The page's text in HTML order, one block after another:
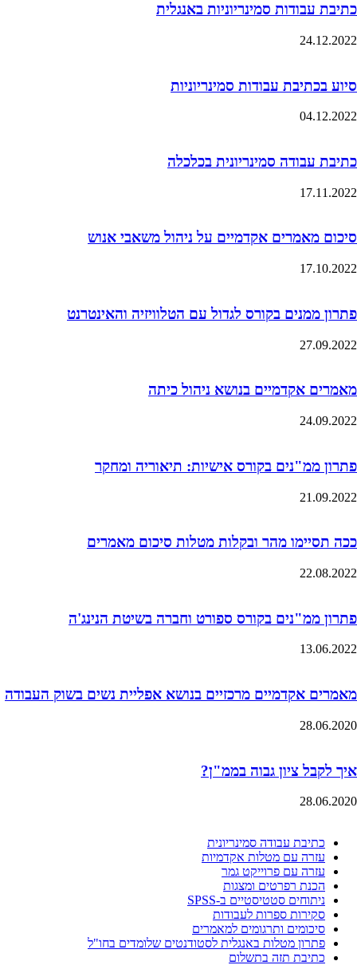
כתיבת עבודות סמינריוניות באנגלית
24.12.2022
סיוע בכתיבת עבודות סמינריוניות
04.12.2022
כתיבת עבודה סמינריונית בכלכלה
17.11.2022
סיכום מאמרים אקדמיים על ניהול משאבי אנוש
17.10.2022
פתרון ממנים בקורס לגדול עם הטלוויזיה והאינטרנט
27.09.2022
מאמרים אקדמיים בנושא ניהול כיתה
24.09.2022
פתרון ממ"נים בקורס אישיות: תיאוריה ומחקר
21.09.2022
ככה תסיימו מהר ובקלות מטלות סיכום מאמרים
22.08.2022
פתרון ממ"נים בקורס ספורט וחברה בשיטת הנינג'ה
13.06.2022
מאמרים אקדמיים מרכזיים בנושא אפליית נשים בשוק העבודה
28.06.2020
איך לקבל ציון גבוה בממ"ן?
28.06.2020
כתיבת עבודה סמינריונית
עזרה עם מטלות אקדמיות
עזרה עם פרוייקט גמר
הכנת רפרטים ומצגות
ניתוחים סטטיסטיים ב-SPSS
סקירות ספרות לעבודות
סיכומים ותרגומים למאמרים
פתרון מטלות באנגלית לסטודנטים שלומדים בחו"ל
כתיבת תזה בתשלום